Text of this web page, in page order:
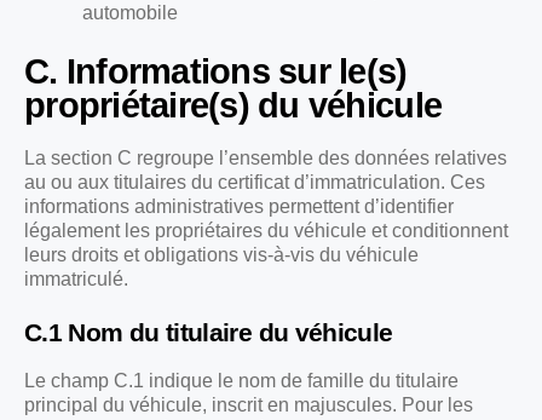
automobile
C. Informations sur le(s)
propriétaire(s) du véhicule
La section C regroupe l’ensemble des données relatives
au ou aux titulaires du certificat d’immatriculation. Ces
informations administratives permettent d’identifier
légalement les propriétaires du véhicule et conditionnent
leurs droits et obligations vis-à-vis du véhicule
immatriculé.
C.1 Nom du titulaire du véhicule
Le champ C.1 indique le nom de famille du titulaire
principal du véhicule, inscrit en majuscules. Pour les